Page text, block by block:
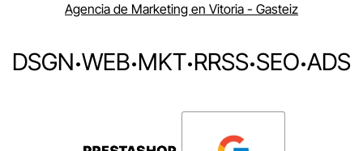
Agencia de Marketing en Vitoria - Gasteiz
DSGN·WEB·MKT·RRSS·SEO·ADS